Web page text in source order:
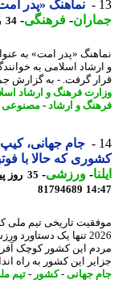
نماهنگ «پدر امت»
- فرهنگی-34 روز پیش - شنبه 13 تیر 1405، 17:05
«پدر امت» به عنوان
اسلامی به
گرفت. - به گزارش
فرهنگ و ارشاد اسلامی
و ارشاد -مصنوعی-
جام جهانی، کیپ
که حالا با
-ورزشی-
81794689
تاریخی تیم ملی کیپ
2026 تنها یک دستاورد
این کشور کوچک
این کشور به راه
جهانی-کشور-تیم ملی